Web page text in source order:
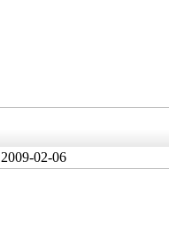
2009-02-06